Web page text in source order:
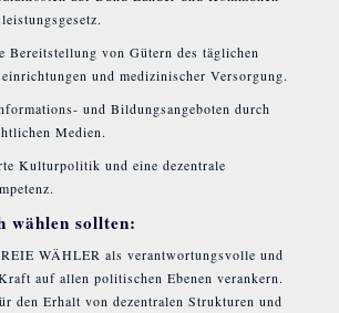
Bereitstellung von Gütern des täglichen
und medizinischer Versorgung.
und Bildungsangeboten durch
Medien.
Kulturpolitik und eine dezentrale
wählen sollten:
WÄHLER als verantwortungsvolle und
auf allen politischen Ebenen verankern.
den Erhalt von dezentralen Strukturen und